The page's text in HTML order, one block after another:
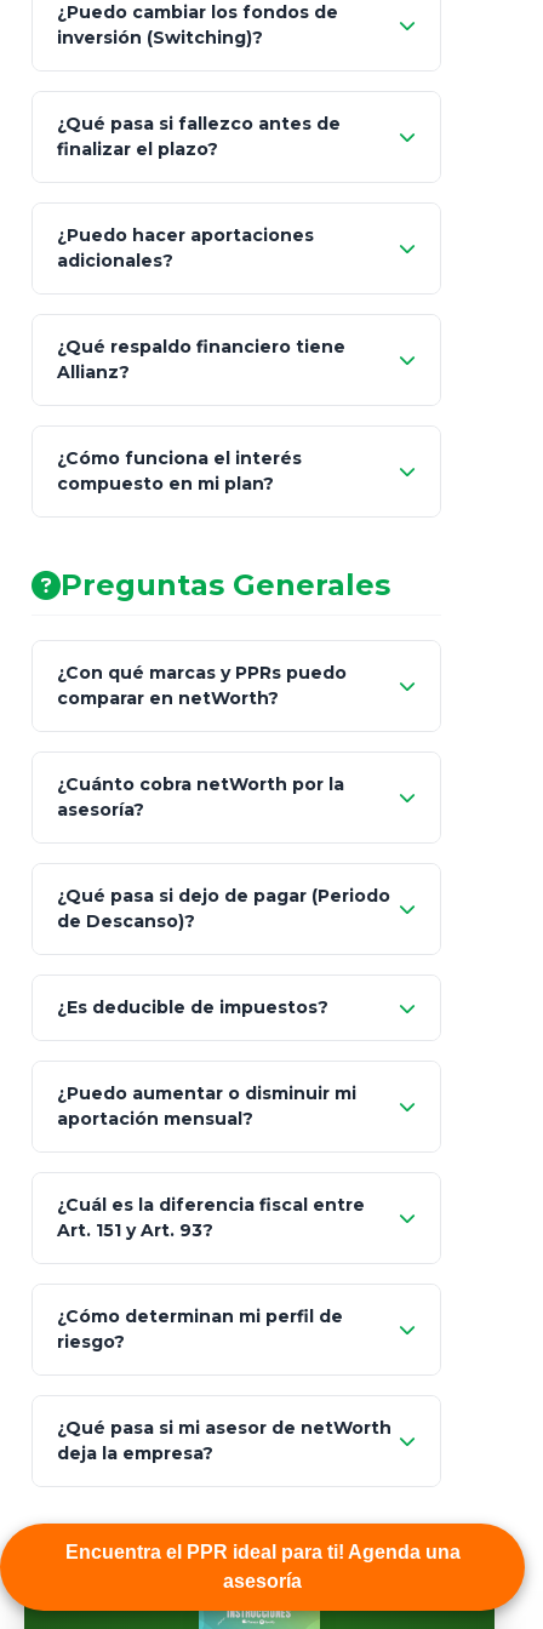
Encuentra el PPR ideal para ti! Agenda una
asesoría
inflación), Dólares o Euros
¿Puedo cambiar los fondos de
inversión (Switching)?
"Switching" (cambio de fondos)
¿Qué pasa si fallezco antes de
finalizar el plazo?
100% a tus
beneficiarios designados
¿Puedo hacer aportaciones
adicionales?
¿Qué respaldo financiero tiene
Allianz?
AA (Muy Fuerte)
¿Cómo funciona el interés
compuesto en mi plan?
Preguntas Generales
¿Con qué marcas y PPRs puedo
comparar en netWorth?
GNP (Proyecta)
Seguros Monterrey
Skandia (Crea)
MetLife (MetaLife)
Prudential
Actinver
Fintual
¿Cuánto cobra netWorth por la
asesoría?
¿Qué pasa si dejo de pagar (Periodo
de Descanso)?
¿Es deducible de impuestos?
¿Puedo aumentar o disminuir mi
aportación mensual?
¿Cuál es la diferencia fiscal entre
Art. 151 y Art. 93?
Art.
93
totalmente
libres de impuestos
¿Cómo determinan mi perfil de
riesgo?
¿Qué pasa si mi asesor de netWorth
deja la empresa?